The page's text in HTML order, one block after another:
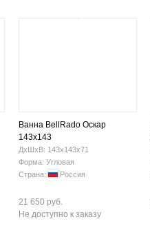
Ванна BellRado Оскар
143х143
ДхШхВ: 143х143х71
Форма: Угловая
Страна:
Россия
21 650 руб.
Не доступно к заказу